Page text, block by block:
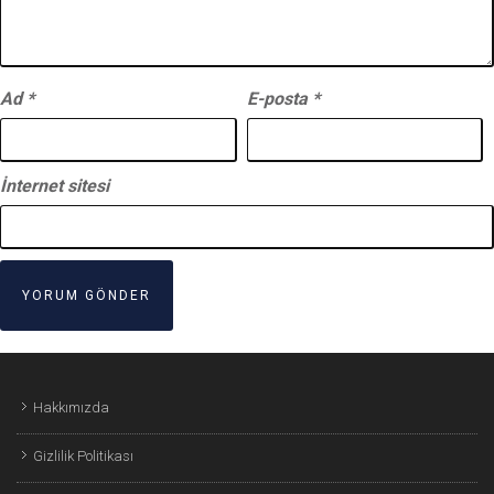
Ad * E-posta *
İnternet sitesi
Hakkımızda
Gizlilik Politikası